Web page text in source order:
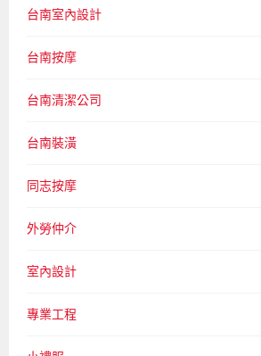
台南室內設計
台南按摩
台南清潔公司
台南裝潢
同志按摩
外勞仲介
室內設計
專業工程